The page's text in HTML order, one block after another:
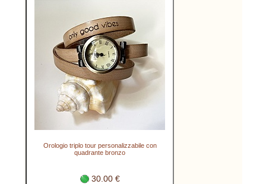
Orologio triplo tour personalizzabile con
quadrante bronzo
30.00 €